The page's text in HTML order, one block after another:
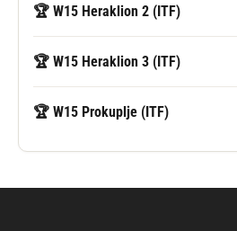
🏆 W15 Heraklion 2 (ITF)
🏆 W15 Heraklion 3 (ITF)
🏆 W15 Prokuplje (ITF)